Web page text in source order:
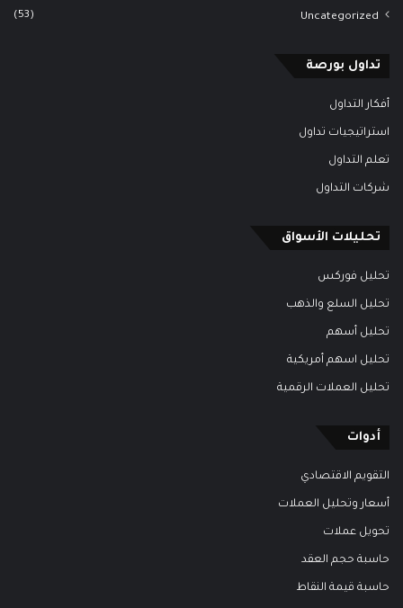
Uncategorized
(53)
تداول بورصة
أفكار التداول
استراتيجيات تداول
تعلم التداول
شركات التداول
تحليلات الأسواق
تحليل فوركس
تحليل السلع والذهب
تحليل أسهم
تحليل اسهم أمريكية
تحليل العملات الرقمية
أدوات
التقويم الاقتصادي
أسعار وتحليل العملات
تحويل عملات
حاسبة حجم العقد
حاسبة قيمة النقاط